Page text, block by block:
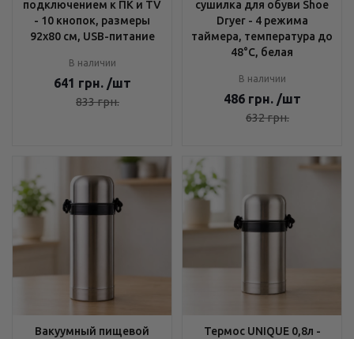
подключением к ПК и TV
- 10 кнопок, размеры
92х80 см, USB-питание
В наличии
641 грн. /шт
833грн.
сушилка для обуви Shoe
Dryer - 4 режима
таймера, температура до
48°C, белая
В наличии
486 грн. /шт
632грн.
Вакуумный пищевой
Термос UNIQUE 0,8л -